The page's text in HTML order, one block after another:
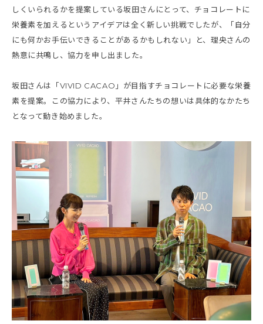
しくいられるかを提案している坂田さんにとって、チョコレートに
栄養素を加えるというアイデアは全く新しい挑戦でしたが、「自分
にも何かお手伝いできることがあるかもしれない」と、理央さんの
熱意に共鳴し、協力を申し出ました。
坂田さんは「VIVID CACAO」が目指すチョコレートに必要な栄養
素を提案。この協力により、平井さんたちの想いは具体的なかたち
となって動き始めました。